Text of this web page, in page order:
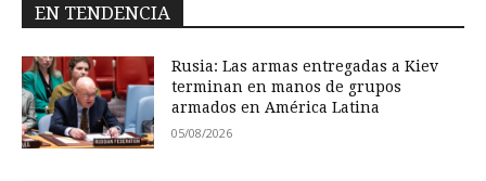
EN TENDENCIA
Rusia: Las armas entregadas a Kiev
terminan en manos de grupos
armados en América Latina
05/08/2026